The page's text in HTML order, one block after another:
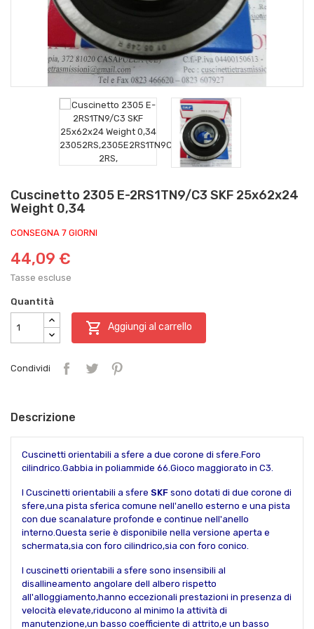
Cuscinetto 2305 E-2RS1TN9/C3 SKF 25x62x24
Weight 0,34
CONSEGNA 7 GIORNI
44,09 €
Tasse escluse
Quantità
 Aggiungi al carrello
Condividi
Descrizione
Cuscinetti orientabili a sfere a due corone di sfere.Foro
cilindrico.Gabbia in poliammide 66.Gioco maggiorato in C3.
I Cuscinetti orientabili a sfere SKF sono dotati di due corone di
sfere,una pista sferica comune nell'anello esterno e una pista
con due scanalature profonde e continue nell'anello
interno.Questa serie è disponibile nella versione aperta e
schermata,sia con foro cilindrico,sia con foro conico.
I cuscinetti orientabili a sfere sono insensibili al
disallineamento angolare dell albero rispetto
all'alloggiamento,hanno eccezionali prestazioni in presenza di
velocità elevate,riducono al minimo la attività di
manutenzione,un basso coefficiente di attrito,e un basso